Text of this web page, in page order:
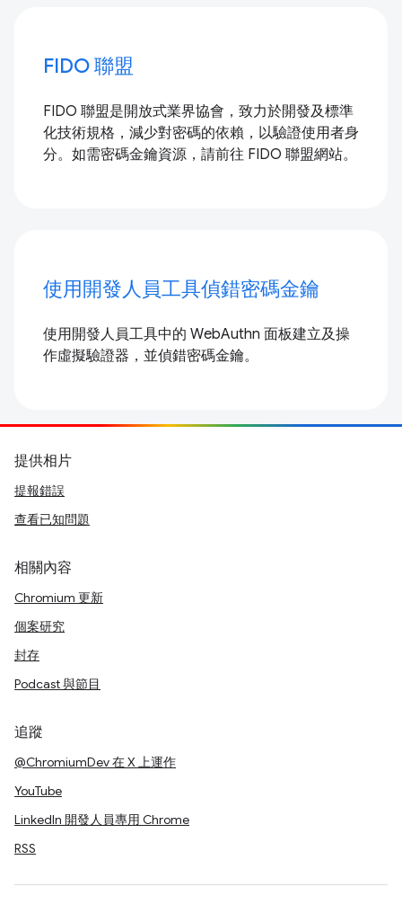
FIDO 聯盟
FIDO 聯盟是開放式業界協會，致力於開發及標準
化技術規格，減少對密碼的依賴，以驗證使用者身
分。如需密碼金鑰資源，請前往 FIDO 聯盟網站。
使用開發人員工具偵錯密碼金鑰
使用開發人員工具中的 WebAuthn 面板建立及操
作虛擬驗證器，並偵錯密碼金鑰。
提供相片
提報錯誤
查看已知問題
相關內容
Chromium 更新
個案研究
封存
Podcast 與節目
追蹤
@ChromiumDev 在 X 上運作
YouTube
LinkedIn 開發人員專用 Chrome
RSS